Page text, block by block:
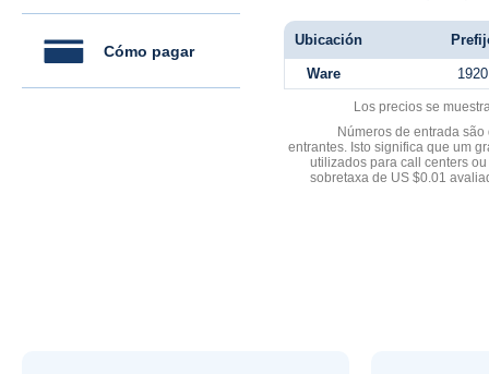
Cómo pagar
Ubicación
Ware 1920
Los precios se
Números de entrada
entrantes. Isto significa que um
utilizados para call centers
sobretaxa de US $0.01